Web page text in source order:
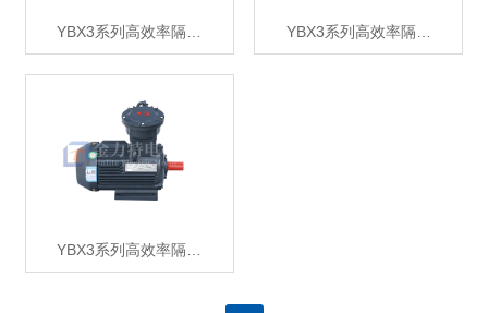
YBX3系列高效率隔… YBX3系列高效率隔…
YBX3系列高效率隔…